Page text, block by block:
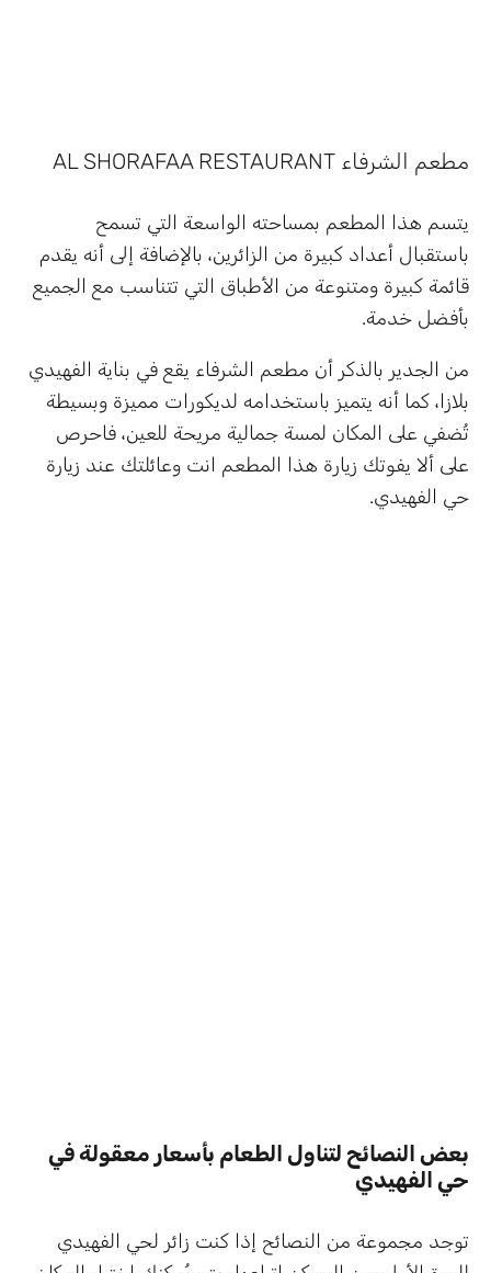
مطعم الشرفاء AL SHORAFAA RESTAURANT
يتسم هذا المطعم بمساحته الواسعة التي تسمح
باستقبال أعداد كبيرة من الزائرين، بالإضافة إلى أنه يقدم
قائمة كبيرة ومتنوعة من الأطباق التي تتناسب مع الجميع
بأفضل خدمة.
من الجدير بالذكر أن مطعم الشرفاء يقع في بناية الفهيدي
بلازا، كما أنه يتميز باستخدامه لديكورات مميزة وبسيطة
تُضفي على المكان لمسة جمالية مريحة للعين، فاحرص
على ألا يفوتك زيارة هذا المطعم انت وعائلتك عند زيارة
حي الفهيدي.
بعض النصائح لتناول الطعام بأسعار معقولة في
حي الفهيدي
توجد مجموعة من النصائح إذا كنت زائر لحي الفهيدي